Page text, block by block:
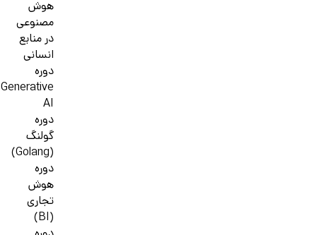
هوش
مصنوعی
در منابع
انسانی
دوره
Generative
AI
دوره
گولنگ
(Golang)
دوره
هوش
تجاری
(BI)